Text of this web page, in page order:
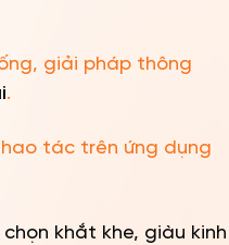
giải pháp thông
.
tác trên ứng dụng
khắt khe, giàu kinh